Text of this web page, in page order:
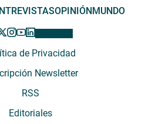
OPINIÓN MUNDO
de Privacidad
Newsletter
RSS
Editoriales